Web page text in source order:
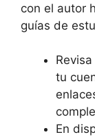
con el autor
guías de
Revisa
tu
En